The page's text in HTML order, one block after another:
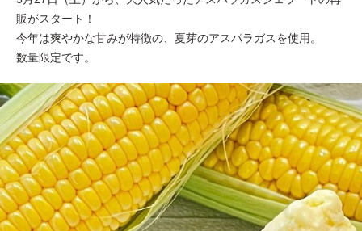
販がスタート！
今年は爽やかな甘みが特徴の、夏芽のアスパラガスを使用。
数量限定です。